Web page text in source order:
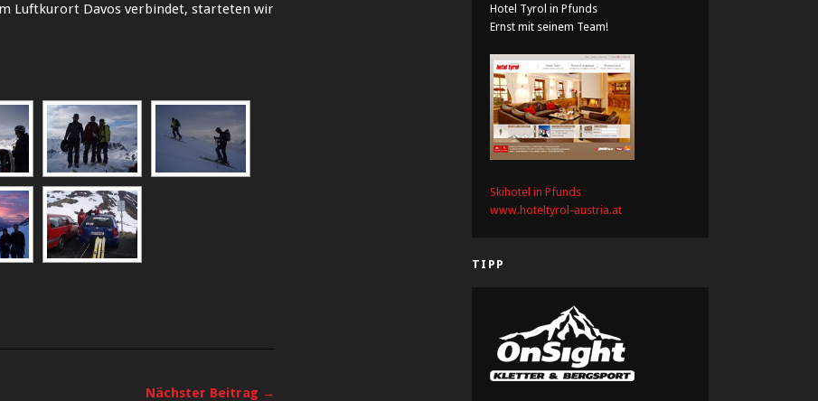
Luftkurort Davos verbindet, starteten wir
Nächster Beitrag →
Hotel Tyrol in Pfunds
Ernst mit seinem Team!
Skihotel in Pfunds
www.hoteltyrol-austria.at
TIPP